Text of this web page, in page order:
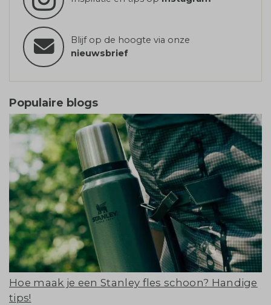
Blijf op de hoogte via onze
nieuwsbrief
Populaire blogs
Hoe maak je een Stanley fles schoon? Handige
tips!